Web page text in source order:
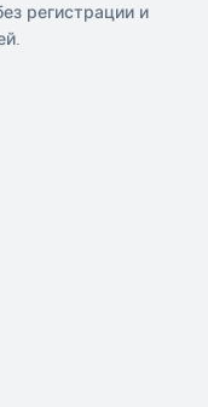
регистрации и